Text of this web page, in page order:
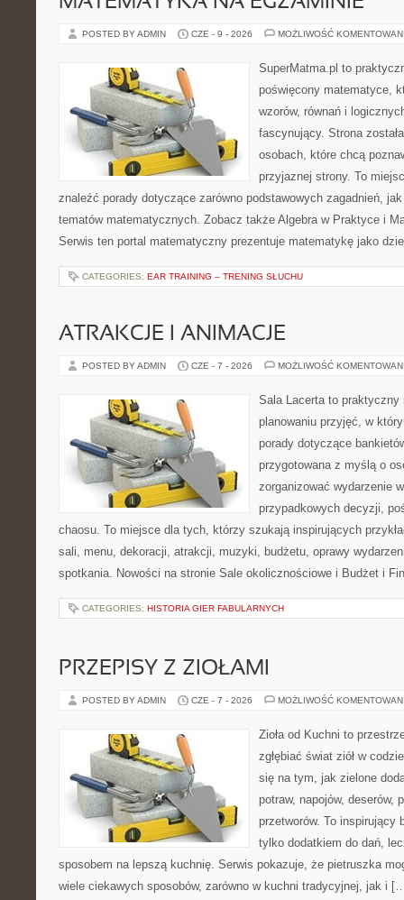
POSTED BY ADMIN CZE - 9 - 2026 MOŻLIWOŚĆ
SuperMatma.pl to
poświęcony matematyce,
wzorów, równań i
fascynujący. Strona
osobach, które chcą
przyjaznej strony. To
znaleźć porady dotyczące zarówno podstawowych zagadnień,
tematów matematycznych. Zobacz także Algebra w Praktyce i
Serwis ten portal matematyczny prezentuje matematykę jako
CATEGORIES: EAR TRAINING – TRENING SŁUCHU
ATRAKCJE I ANIMACJE
POSTED BY ADMIN CZE - 7 - 2026 MOŻLIWOŚĆ
Sala Lacerta to praktyczny
planowaniu przyjęć, w
porady dotyczące
przygotowana z myślą o
zorganizować wydarzenie
przypadkowych decyzji,
chaosu. To miejsce dla tych, którzy szukają inspirujących
sali, menu, dekoracji, atrakcji, muzyki, budżetu, oprawy
spotkania. Nowości na stronie Sale okolicznościowe i Budżet i
CATEGORIES: HISTORIA GIER FABULARNYCH
PRZEPISY Z ZIOŁAMI
POSTED BY ADMIN CZE - 7 - 2026 MOŻLIWOŚĆ
Zioła od Kuchni to
zgłębiać świat ziół w
się na tym, jak zielone
potraw, napojów, deserów,
przetworów. To inspirujący
tylko dodatkiem do dań,
sposobem na lepszą kuchnię. Serwis pokazuje, że pietruszka
wiele ciekawych sposobów, zarówno w kuchni tradycyjnej, jak i